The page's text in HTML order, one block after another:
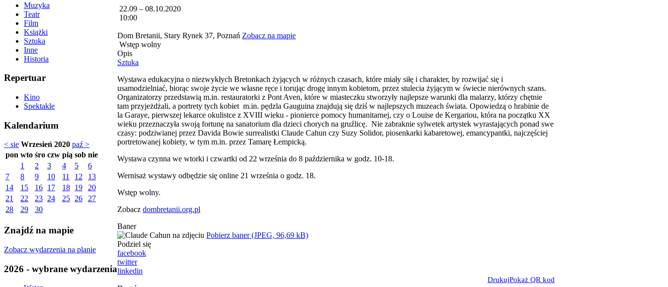
Muzyka
Teatr
Film
Książki
Sztuka
Inne
Historia
Repertuar
Kino
Spektakle
Kalendarium
< sie Wrzesień 2020 paź >
pon wto śro czw pią sob nie
1
2 3 4 5
6
7
8 9 10 11 12
13
14
15 16 17 18 19
20
21
22 23 24 25 26
27
28
29 30
Znajdź na mapie
Zobacz wydarzenia na planie
2026 - wybrane wydarzenia
22.09 – 08.10.2020
10:00
Dom Bretanii, Stary Rynek 37, Poznań Zobacz na mapie
Wstęp wolny
Opis
Sztuka
Wystawa edukacyjna o niezwykłych Bretonkach żyjących w różnych czasach, które miały siłę i charakter, by rozwijać się i
usamodzielniać, biorąc swoje życie we własne ręce i torując drogę innym kobietom, przez stulecia żyjącym w świecie nierównych szans.
Organizatorzy przedstawią m.in. restauratorki z Pont Aven, które w miasteczku stworzyły najlepsze warunki dla malarzy, którzy chętnie
tam przyjeżdżali, a portrety tych kobiet m.in. pędzla Gauguina znajdują się dziś w najlepszych muzeach świata. Opowiedzą o hrabinie de
la Garaye, pierwszej lekarce okulistce z XVIII wieku - pionierce pomocy humanitarnej, czy o Louise de Kergariou, która na początku XX
wieku przeznaczyła swoją fortunę na sanatorium dla dzieci chorych na gruźlicę. Nie zabraknie sylwetek artystek wyrastających ponad swe
czasy: podziwianej przez Davida Bowie surrealistki Claude Cahun czy Suzy Solidor, piosenkarki kabaretowej, emancypantki, najczęściej
portretowanej kobiety, w tym m.in. przez Tamarę Łempicką.
Wystawa czynna we wtorki i czwartki od 22 września do 8 października w godz. 10-18.
Wernisaż wystawy odbędzie się online 21 września o godz. 18.
Wstęp wolny.
Zobacz dombretanii.org.pl
Baner
Pobierz baner (JPEG, 96,69 kB)
Podziel się
facebook
twitter
linkedin
DrukujPokaż QR kod